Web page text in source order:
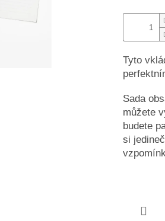
Tyto
Sada
můžete
budete
si